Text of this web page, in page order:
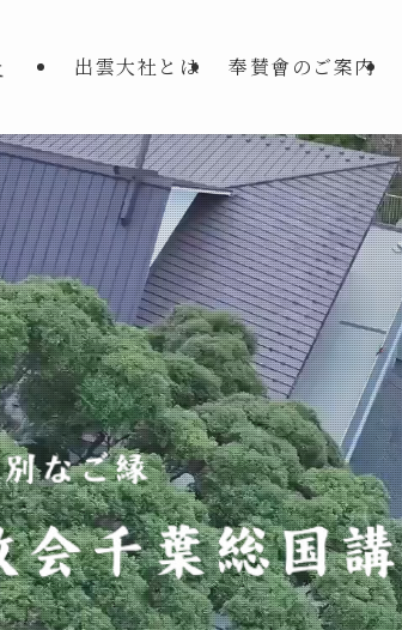
出雲大社とは 奉賛會のご案内